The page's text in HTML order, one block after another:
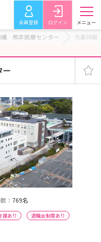
会員登録 ログイン メニュー
構 熊本医療センター 先輩詳細
ー
： 769名
援あり
退職金制度あり